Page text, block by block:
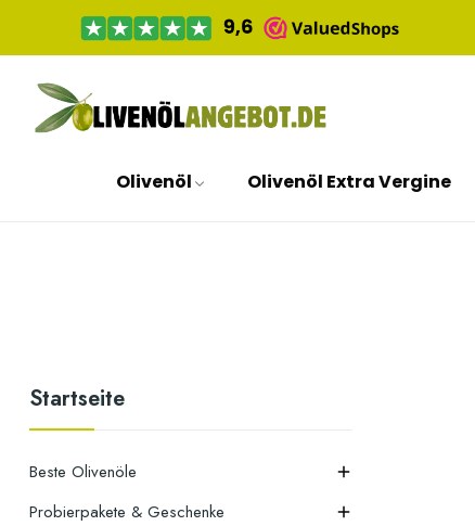
Olivenöl Olivenöl Extra Vergine
Startseite
Beste Olivenöle 
Probierpakete & Geschenke 